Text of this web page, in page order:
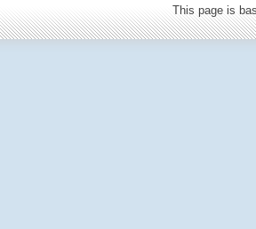
This page is